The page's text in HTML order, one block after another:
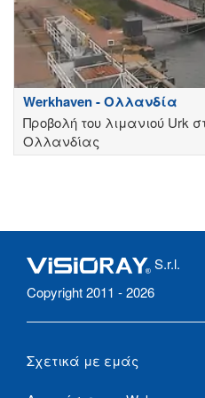
Werkhaven - Ολλανδία
Προβολή του λιμανιού Urk
Ολλανδίας
S.r.l.
Copyright 2011 - 2026
Σχετικά με εμάς